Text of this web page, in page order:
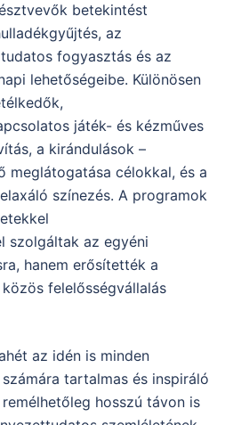
betekintést
az
fogyasztás és az
lehetőségeibe. Különösen
játék- és kézműves
a kirándulások –
meglátogatása célokkal, és a
színezés. A programok
szolgáltak az egyéni
hanem erősítették a
felelősségvállalás
az idén is minden
tartalmas és inspiráló
hosszú távon is